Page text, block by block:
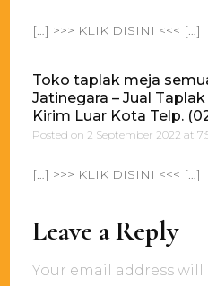
[…] >>> KLIK DISINI <<< […]
Toko taplak meja
Jatinegara – Jual
Kirim Luar Kota Telp.
Posted on 2 September 2022 at
[…] >>> KLIK DISINI <<< […]
Leave a Reply
Your email address